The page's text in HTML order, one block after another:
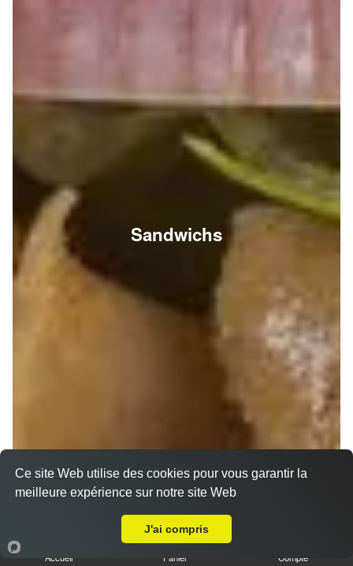
Sandwichs
Accueil Panier Compte
Ce site Web utilise des cookies pour vous garantir la
meilleure expérience sur notre site Web
J'ai compris